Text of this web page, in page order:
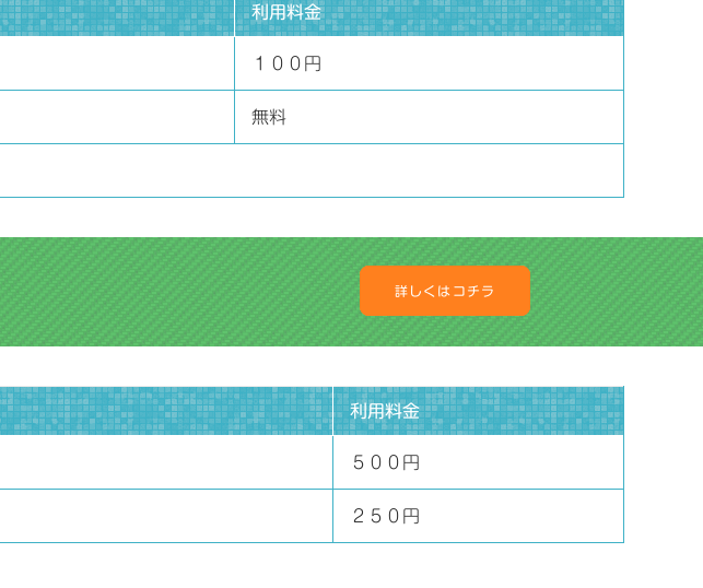
利用料金
１００円
無料
詳しくはコチラ
利用料金
５００円
２５０円